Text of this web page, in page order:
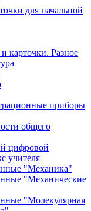
для начальной
карточки. Разное
приборы
общего
цифровой
учителя
"Механика"
"Механические
"Молекулярная